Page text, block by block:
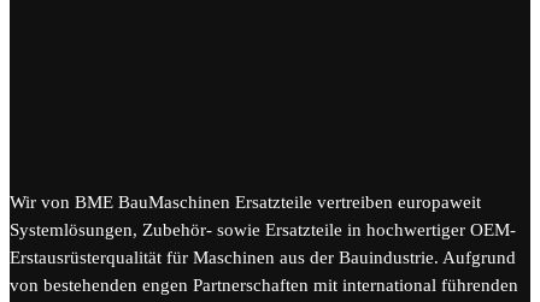
Wir von BME BauMaschinen Ersatzteile vertreiben europaweit
Systemlösungen, Zubehör- sowie Ersatzteile in hochwertiger OEM-
Erstausrüsterqualität für Maschinen aus der Bauindustrie. Aufgrund
von bestehenden engen Partnerschaften mit international führenden